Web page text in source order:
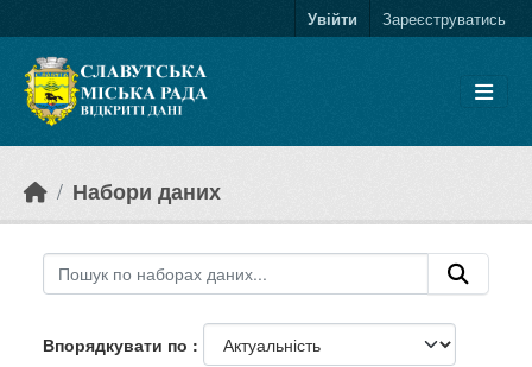
Увійти Зареєструватись
Набори даних
Впорядкувати по